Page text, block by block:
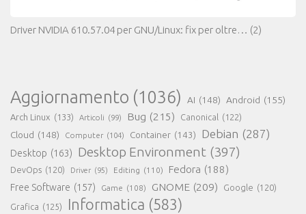
Driver NVIDIA 610.57.04 per GNU/Linux: fix per oltre… (2)
Aggiornamento (1036) AI (148) Android (155)
Arch Linux (133) Articoli (99) Bug (215) Canonical (122)
Cloud (148) Computer (104) Container (143) Debian (287)
Desktop (163) Desktop Environment (397)
DevOps (120) Driver (95) Editing (110) Fedora (188)
Free Software (157) Game (108) GNOME (209) Google (120)
Grafica (125) Informatica (583)